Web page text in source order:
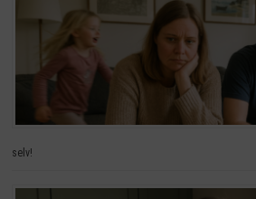
selv!